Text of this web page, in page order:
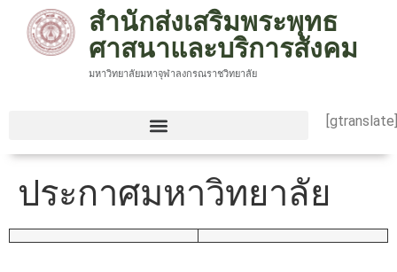
สำนักส่งเสริมพระพุทธ
ศาสนาและบริการสังคม
มหาวิทยาลัยมหาจุฬาลงกรณราชวิทยาลัย
ประกาศมหาวิทยาลัย